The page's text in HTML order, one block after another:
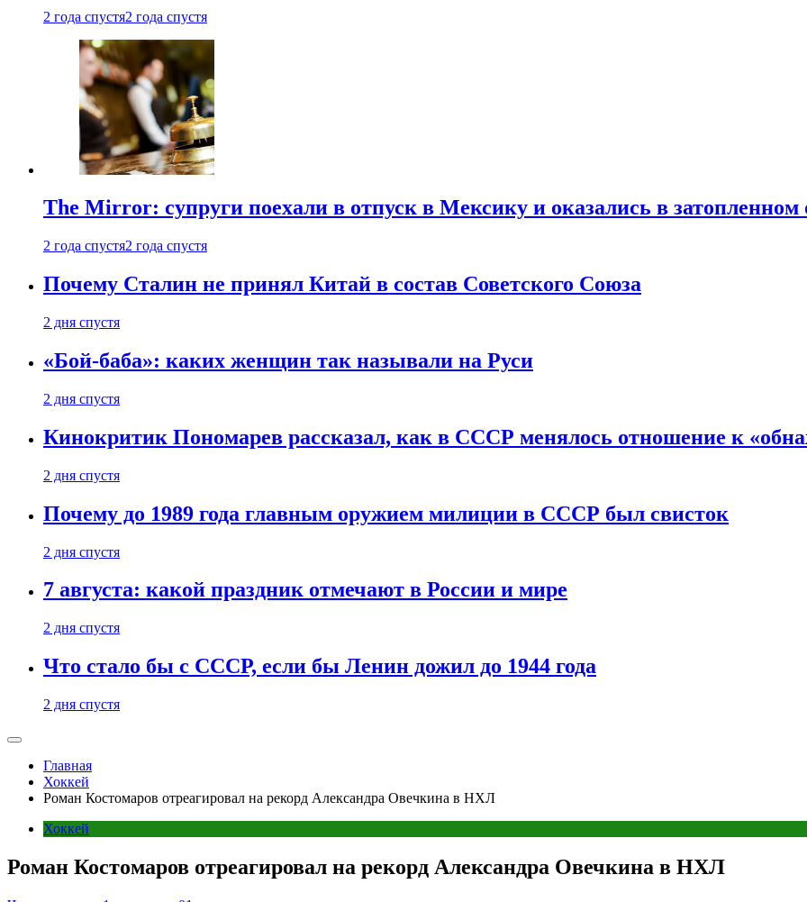
2 года спустя2 года спустя
The Mirror: супруги поехали в отпуск в Мексику и оказались в затопленном
2 года спустя2 года спустя
Почему Сталин не принял Китай в состав Советского Союза
2 дня спустя
«Бой-баба»: каких женщин так называли на Руси
2 дня спустя
Кинокритик Пономарев рассказал, как в СССР менялось отношение к
2 дня спустя
Почему до 1989 года главным оружием милиции в СССР был свисток
2 дня спустя
7 августа: какой праздник отмечают в России и мире
2 дня спустя
Что стало бы с СССР, если бы Ленин дожил до 1944 года
2 дня спустя
Главная
Хоккей
Роман Костомаров отреагировал на рекорд Александра Овечкина в НХЛ
Хоккей
Роман Костомаров отреагировал на рекорд Александра Овечкина в НХЛ